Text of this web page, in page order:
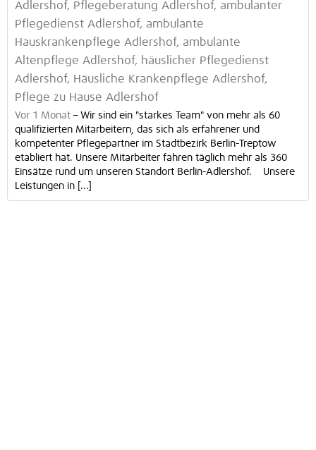
Adlershof, Pflegeberatung Adlershof, ambulanter
Pflegedienst Adlershof, ambulante
Hauskrankenpflege Adlershof, ambulante
Altenpflege Adlershof, häuslicher Pflegedienst
Adlershof, Häusliche Krankenpflege Adlershof,
Pflege zu Hause Adlershof
Vor 1 Monat – Wir sind ein "starkes Team" von mehr als 60
qualifizierten Mitarbeitern, das sich als erfahrener und
kompetenter Pflegepartner im Stadtbezirk Berlin-Treptow
etabliert hat. Unsere Mitarbeiter fahren täglich mehr als 360
Einsätze rund um unseren Standort Berlin-Adlershof. Unsere
Leistungen in [...]